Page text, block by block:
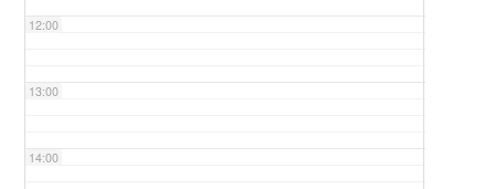
12:00
13:00
14:00